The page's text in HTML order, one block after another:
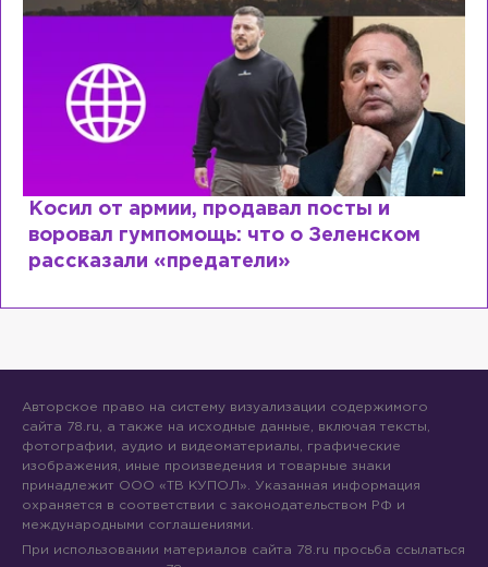
Косил от армии, продавал посты и
воровал гумпомощь: что о Зеленском
рассказали «предатели»
Авторское право на систему визуализации содержимого
сайта 78.ru, а также на исходные данные, включая тексты,
фотографии, аудио и видеоматериалы, графические
изображения, иные произведения и товарные знаки
принадлежит ООО «ТВ КУПОЛ». Указанная информация
охраняется в соответствии с законодательством РФ и
международными соглашениями.
При использовании материалов сайта 78.ru просьба ссылаться